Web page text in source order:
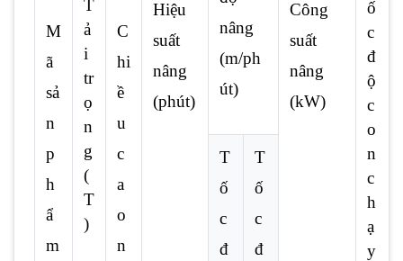
M
ã
sả
n
p
h
ẩ
m
T
ả
i
tr
ọ
n
g
(
T
)
C
hi
ề
u
c
a
o
n
Hiệu
suất
nâng
(phút)
nâng
(m/ph
út)
Công
suất
nâng
(kW)
ố
c
đ
ộ
c
o
n
c
h
ạ
y
T
ố
c
đ
T
ố
c
đ